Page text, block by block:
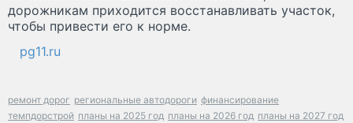
дорожникам приходится восстанавливать участок,
чтобы привести его к норме.
pg11.ru
ремонт дорог региональные автодороги финансирование
темпдорстрой планы на 2025 год планы на 2026 год планы на 2027 год